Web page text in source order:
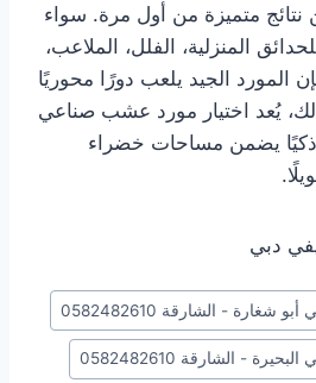
نتائج متميزة من أول مرة. سواء
المنزلية، الفلل، الملاعب،
المورد الجيد يلعب دورًا محوريًا
يُعد اختيار مورد عشب صناعي
ذكيًا يضمن مساحات خضراء
- الشارقة 0582482610
- الشارقة 0582482610